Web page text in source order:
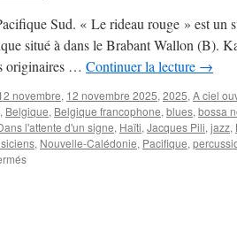
Sud. « Le rideau rouge » est un
situé à dans le Brabant Wallon (B).
originaires … Continuer la lecture →
novembre, 12 novembre 2025, 2025, A ciel
, Belgique, Belgique francophone, blues, bossa
l'attente d'un signe, Haïti, Jacques Pili, jazz,
, Nouvelle-Calédonie, Pacifique,
sur